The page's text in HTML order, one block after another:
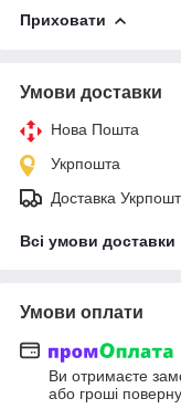
Приховати
Умови доставки
Нова Пошта
Укрпошта
Доставка
Всі умови доставки
Умови оплати
Ви отримаєте
або гроші